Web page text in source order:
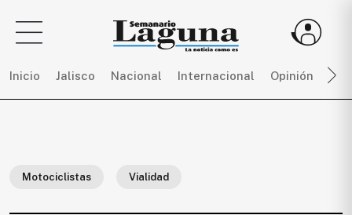
Inicio Jalisco Nacional Internacional Opinión
Motociclistas Vialidad